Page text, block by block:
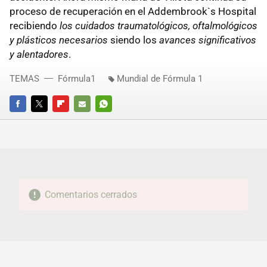
proceso de recuperación en el Addembrook`s Hospital
recibiendo los cuidados traumatológicos, oftalmológicos
y plásticos necesarios siendo los avances significativos
y alentadores.
FACEBOOKTWITTERFLIPBOARD
E-
WHATSAPP
TEMAS Fórmula1 Mundial de Fórmula 1
Comentarios cerrados